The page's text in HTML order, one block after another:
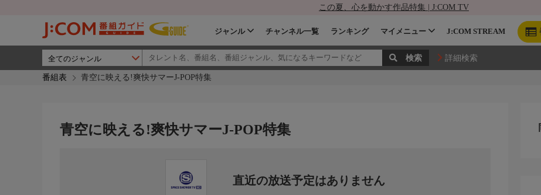
この夏、心を動かす作品特集 | J:COM TV
ジャンル チャンネル一覧 ランキング マイメニュー J:COM STREAM
詳細検索
番組表 青空に映える!爽快サマーJ-POP特集
青空に映える!爽快サマーJ-POP特集
直近の放送予定はありません